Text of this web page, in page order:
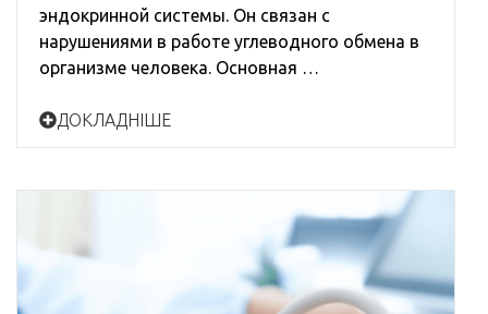
эндокринной системы. Он связан с
нарушениями в работе углеводного обмена в
организме человека. Основная …
ДОКЛАДНІШЕ